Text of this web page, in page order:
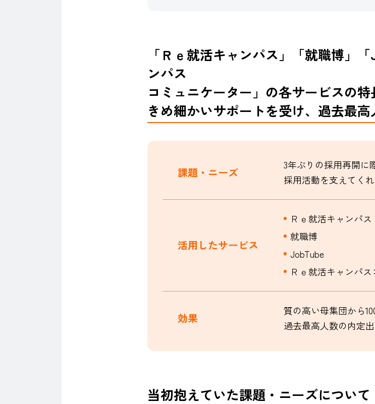
「Ｒｅ就活キャンパス」「就職博」
ンパス
コミュニケーター」の各サービスの特
きめ細かいサポートを受け、過去最高
課題・ニーズ
3年ぶりの採用再開に
採用活動を支えてく
活用したサービス
Ｒｅ就活キャンパス
就職博
JobTube
Ｒｅ就活キャンパ
効果
質の高い母集団から
過去最高人数の内定出
当初抱えていた課題・ニーズについて